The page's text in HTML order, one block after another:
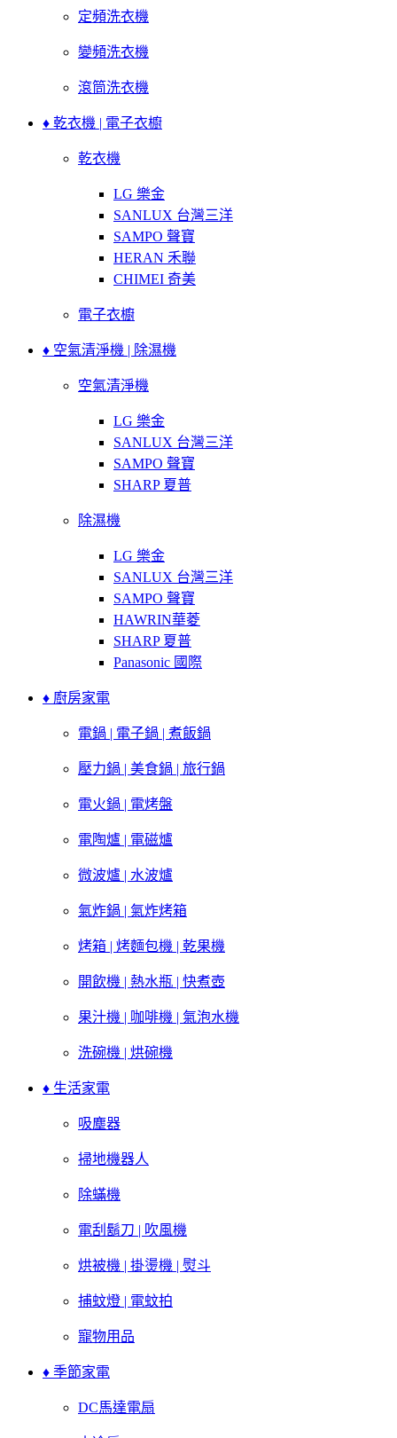
定頻洗衣機
變頻洗衣機
滾筒洗衣機
♦ 乾衣機 | 電子衣櫥
乾衣機
LG 樂金
SANLUX 台灣三洋
SAMPO 聲寶
HERAN 禾聯
CHIMEI 奇美
電子衣櫥
♦ 空氣清淨機 | 除濕機
空氣清淨機
LG 樂金
SANLUX 台灣三洋
SAMPO 聲寶
SHARP 夏普
除濕機
LG 樂金
SANLUX 台灣三洋
SAMPO 聲寶
HAWRIN華菱
SHARP 夏普
Panasonic 國際
♦ 廚房家電
電鍋 | 電子鍋 | 煮飯鍋
壓力鍋 | 美食鍋 | 旅行鍋
電火鍋 | 電烤盤
電陶爐 | 電磁爐
微波爐 | 水波爐
氣炸鍋 | 氣炸烤箱
烤箱 | 烤麵包機 | 乾果機
開飲機 | 熱水瓶 | 快煮壺
果汁機 | 咖啡機 | 氣泡水機
洗碗機 | 烘碗機
♦ 生活家電
吸塵器
掃地機器人
除蟎機
電刮鬍刀 | 吹風機
烘被機 | 掛燙機 | 熨斗
捕蚊燈 | 電蚊拍
寵物用品
♦ 季節家電
DC馬達電扇